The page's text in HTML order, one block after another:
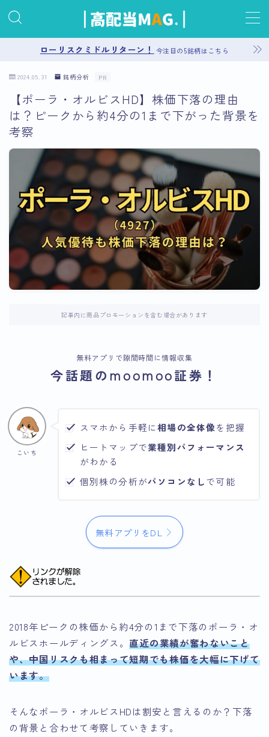
お問い合わせ
プライバシーポリシー
運営者情報
サイトマップ
ローリスクミドルリターン！ 今注目の5銘柄はこちら
2024.05.31 銘柄分析 PR
【ポーラ・オルビスHD】株価下落の理由
は？ピークから約4分の1まで下がった背景を
考察
記事内に商品プロモーションを含む場合があります
無料アプリで隙間時間に情報収集
今話題のmoomoo証券！
こいち
スマホから手軽に相場の全体像を把握
ヒートマップで業種別パフォーマンス
がわかる
個別株の分析がパソコンなしで可能
無料アプリをDL
2018年ピークの株価から約4分の1まで下落のポーラ・オ
ルビスホールディングス。直近の業績が奮わないこと
や、中国リスクも相まって短期でも株価を大幅に下げて
います。
そんなポーラ・オルビスHDは割安と言えるのか？下落
の背景と合わせて考察していきます。